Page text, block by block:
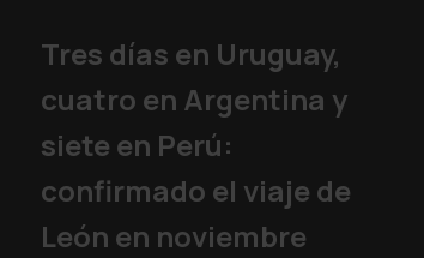
Tres días en Uruguay,
cuatro en Argentina y
siete en Perú:
confirmado el viaje de
León en noviembre